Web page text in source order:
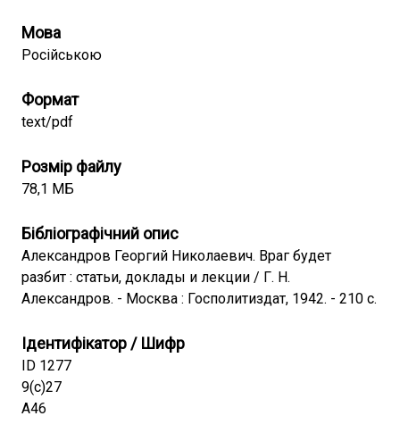
Мова
Російською
Формат
text/pdf
Розмір файлу
78,1 МБ
Бібліографічний опис
Александров Георгий Николаевич. Враг будет
разбит : статьи, доклады и лекции / Г. Н.
Александров. - Москва : Госполитиздат, 1942. - 210 с.
Ідентифікатор / Шифр
ID 1277
9(с)27
А46